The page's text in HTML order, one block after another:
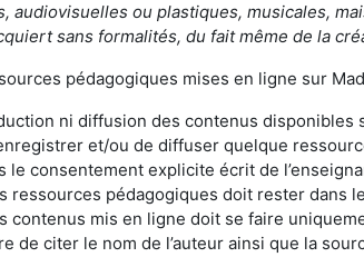
audiovisuelles ou plastiques, musicales,
sans formalités, du fait même de la
pédagogiques mises en ligne sur
ni diffusion des contenus disponibles
et/ou de diffuser quelque
le consentement explicite écrit de
ressources pédagogiques doit rester dans
contenus mis en ligne doit se faire
de citer le nom de l’auteur ainsi que la